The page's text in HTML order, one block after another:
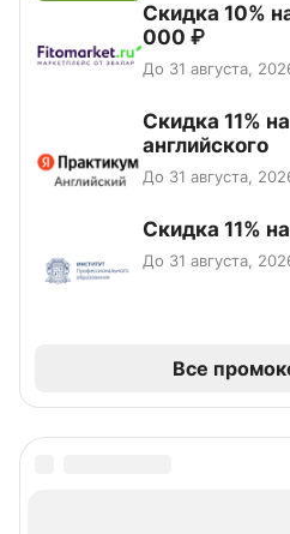
Скидка 10%
000 ₽
До 31 августа,
Скидка 11%
английского
До 31 августа,
Скидка 11%
До 31 августа,
Все